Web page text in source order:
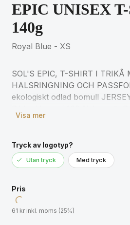
EPIC UNISEX
140g
Royal Blue - XS
SOL'S EPIC, T-SHIRT I TRIKÅ
HALSRINGNING OCH
ekologiskt odlad bomull
Kroppsnära skärning,
storlekar, se storlekstabellen i
produktdokumentation.
Visa mer
Tryck av logotyp?
Utan tryck Med tryck
Pris
61 kr inkl. moms (25%)